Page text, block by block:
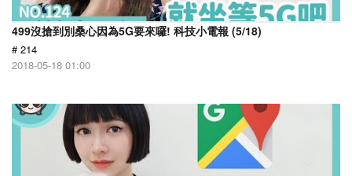
499沒搶到別桑心因為5G要來囉! 科技小電報 (5/18)
# 214
2018-05-18 01:00